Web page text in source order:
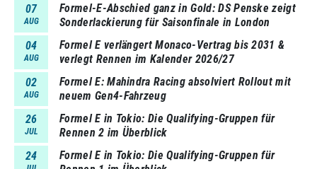
07
AUG
Formel-E-Abschied ganz in Gold: DS Penske zeigt
Sonderlackierung für Saisonfinale in London
04
AUG
Formel E verlängert Monaco-Vertrag bis 2031 &
verlegt Rennen im Kalender 2026/27
02
AUG
Formel E: Mahindra Racing absolviert Rollout mit
neuem Gen4-Fahrzeug
26
JUL
Formel E in Tokio: Die Qualifying-Gruppen für
Rennen 2 im Überblick
24
Formel E in Tokio: Die Qualifying-Gruppen für